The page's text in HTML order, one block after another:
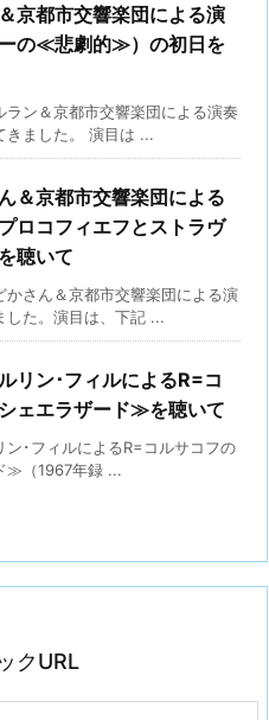
京都市交響楽団による演
の≪悲劇的≫）の初日を
ラン＆京都市交響楽団による演奏
きました。 演目は ...
＆京都市交響楽団による
ロコフィエフとストラヴ
聴いて
かさん＆京都市交響楽団による演
した。演目は、下記 ...
リン･フィルによるR=コ
ェエラザード≫を聴いて
ン･フィルによるR=コルサコフの
≫（1967年録 ...
クURL